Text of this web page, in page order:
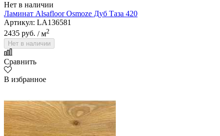
Нет в наличии
Ламинат Alsafloor Osmoze Дуб Таза 420
Артикул: LA136581
2435 руб. / м2
Нет в наличии
Сравнить
В избранное